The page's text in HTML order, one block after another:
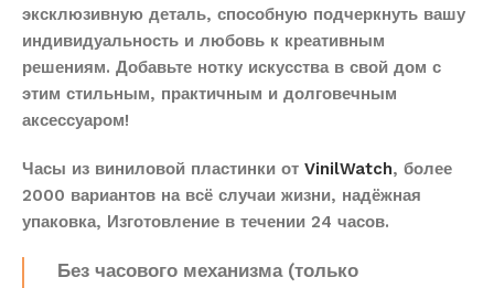
эксклюзивную деталь, способную подчеркнуть вашу
индивидуальность и любовь к креативным
решениям. Добавьте нотку искусства в свой дом с
этим стильным, практичным и долговечным
аксессуаром!
Часы из виниловой пластинки от VinilWatch, более
2000 вариантов на всё случаи жизни, надёжная
упаковка, Изготовление в течении 24 часов.
Без часового механизма (только